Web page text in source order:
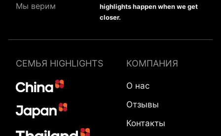
Мы верим
highlights happen when we get
closer.
СЕМЬЯ HIGHLIGHTS КОМПАНИЯ
О нас
Отзывы
Контакты